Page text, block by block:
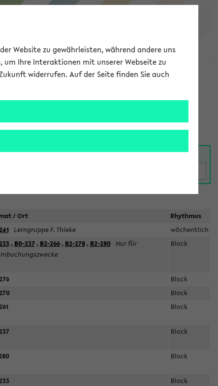
eKVV
/ Ort
Rhythmus
Lerngruppe F. Thieke
wöchentlich
, B0-237, B2-266, B2-278, B2-280 Nur für
Block
Block
Block
Block
Block
Block
Block
Website zu gewährleisten, während andere uns
um Ihre Interaktionen mit unserer Webseite zu
widerrufen. Auf der Seite finden Sie auch